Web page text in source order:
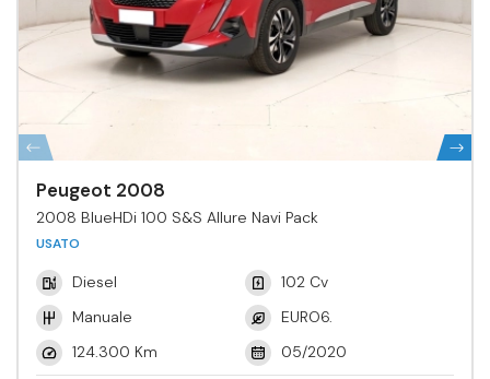
Peugeot 2008
2008 BlueHDi 100 S&S Allure Navi Pack
USATO
Diesel
102 Cv
Manuale
EURO6.
124.300 Km
05/2020